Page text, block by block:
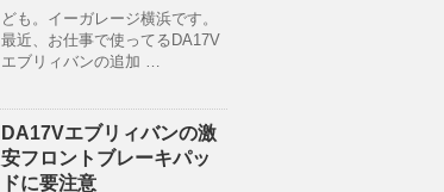
ども。イーガレージ横浜です。
最近、お仕事で使ってるDA17V
エブリィバンの追加 …
DA17Vエブリィバンの激
安フロントブレーキパッ
ドに要注意